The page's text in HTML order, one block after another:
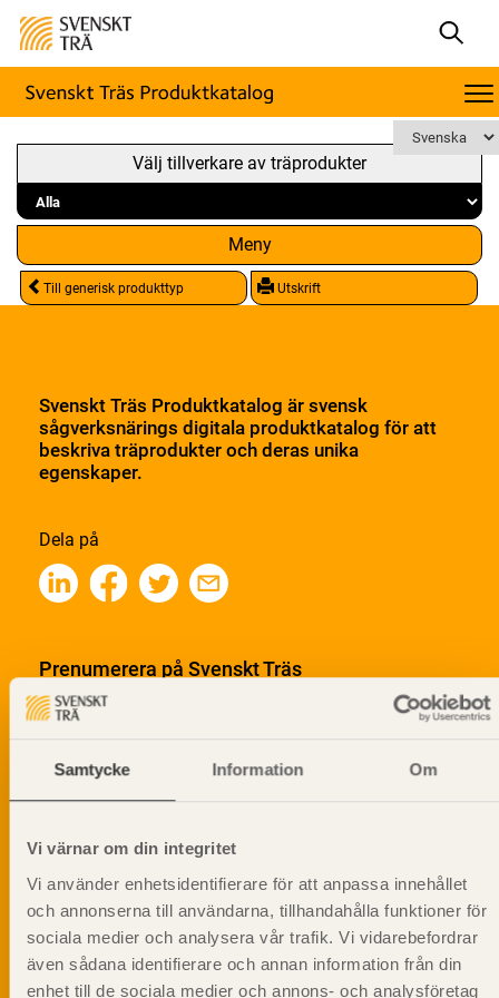
Samtycke Information Om
Vi värnar om din integritet
Vi använder enhetsidentifierare för att anpassa innehållet
och annonserna till användarna, tillhandahålla funktioner för
sociala medier och analysera vår trafik. Vi vidarebefordrar
även sådana identifierare och annan information från din
enhet till de sociala medier och annons- och analysföretag
Välj tillverkare av träprodukter
Meny
Till generisk produkttyp Utskrift
Svenskt Träs Produktkatalog är svensk
sågverksnärings digitala produktkatalog för att
beskriva träprodukter och deras unika
egenskaper.
Dela på
Prenumerera på Svenskt Träs
informationsutskick!